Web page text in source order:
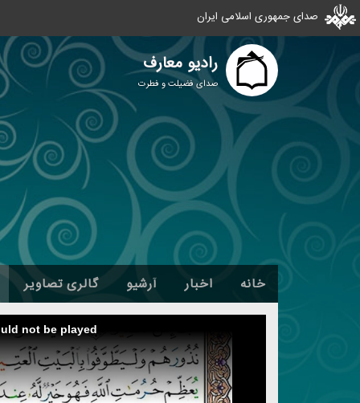
صدای جمهوری اسلامی ایران
رادیو معارف
صدای فضیلت و فطرت
خانه اخبار آرشیو گالری تصاویر
not be played